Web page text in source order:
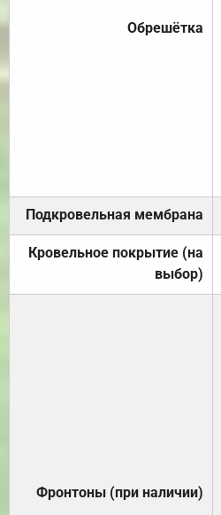
Обрешётка
Подкровельная мембрана
Кровельное покрытие (на
выбор)
Фронтоны (при наличии)